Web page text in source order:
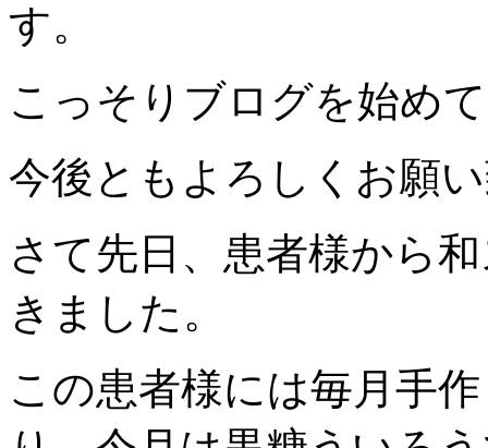
す。
こっそりブログを始め
今後ともよろしくお願
さて先日、患者様から
きました。
この患者様には毎月手